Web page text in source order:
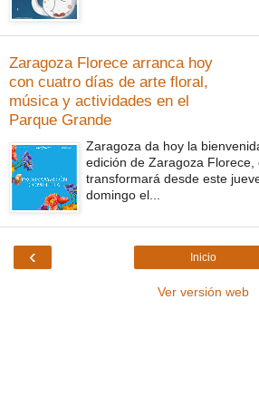
Zaragoza Florece arranca hoy
con cuatro días de arte floral,
música y actividades en el
Parque Grande
Zaragoza da hoy la
edición de Zaragoza Florece,
transformará desde este
domingo el...
‹ Inicio
Ver versión web